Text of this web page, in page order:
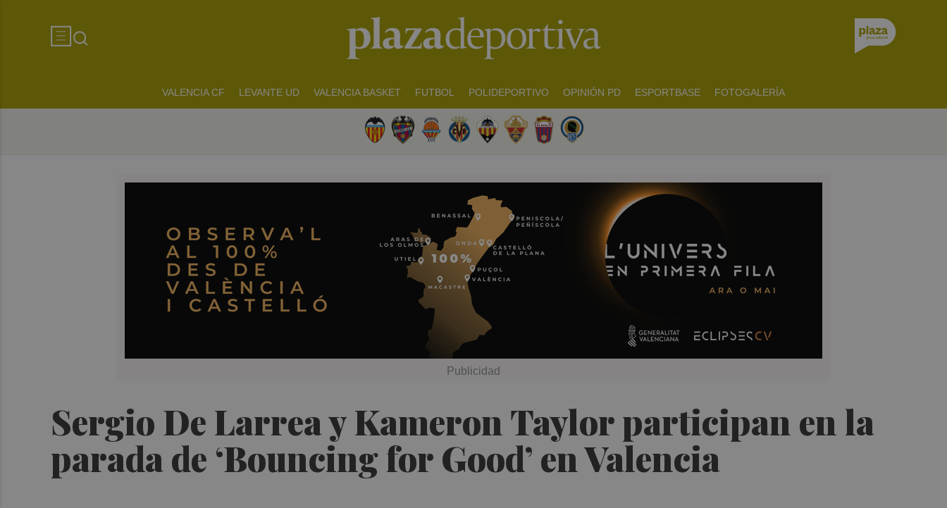
VALENCIA CF LEVANTE UD VALENCIA BASKET FUTBOL POLIDEPORTIVO OPINIÓN PD ESPORTBASE FOTOGALERÍA
Sergio De Larrea y Kameron Taylor participan en la
parada de ‘Bouncing for Good’ en Valencia